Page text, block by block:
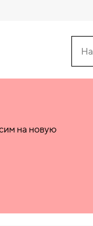
на новую